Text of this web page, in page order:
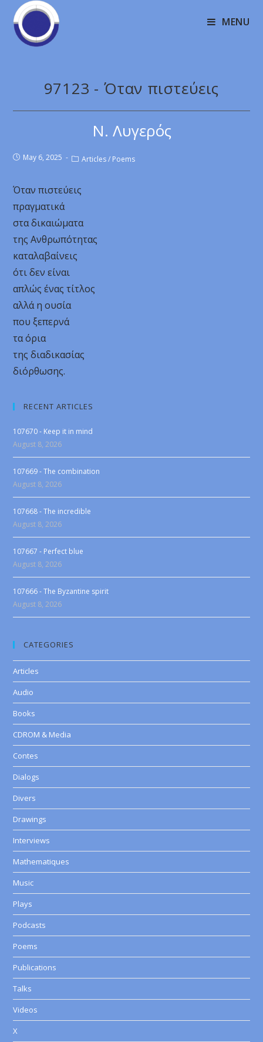
MENU
97123 - Όταν πιστεύεις
Ν. Λυγερός
May 6, 2025 Articles / Poems
Όταν πιστεύεις
πραγματικά
στα δικαιώματα
της Ανθρωπότητας
καταλαβαίνεις
ότι δεν είναι
απλώς ένας τίτλος
αλλά η ουσία
που ξεπερνά
τα όρια
της διαδικασίας
διόρθωσης.
RECENT ARTICLES
107670 - Keep it in mind
August 8, 2026
107669 - The combination
August 8, 2026
107668 - The incredible
August 8, 2026
107667 - Perfect blue
August 8, 2026
107666 - The Byzantine spirit
August 8, 2026
CATEGORIES
Articles
Audio
Books
CDROM & Media
Contes
Dialogs
Divers
Drawings
Interviews
Mathematiques
Music
Plays
Podcasts
Poems
Publications
Talks
Videos
X